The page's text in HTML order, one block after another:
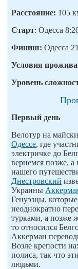
Расстояние: 105
Старт: Одесса
Финиш: Одесса
Условия
Уровень
Первый день
Велотур на
Одессе, где
электричке до
вернемся позже, а
нашего
Днестровский
Украины
Генуэзцы,
неоднократно
турками, а позже
то относился
Аккерман
Возле крепости
полиса, так что
людьми.